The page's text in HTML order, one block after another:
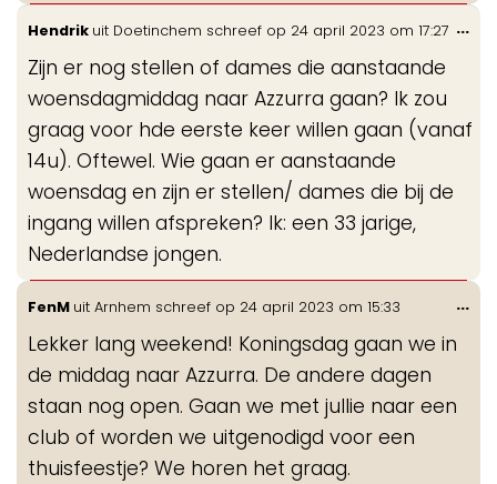
Hendrik uit Doetinchem schreef op 24 april 2023 om 17:27
Zijn er nog stellen of dames die aanstaande
woensdagmiddag naar Azzurra gaan? Ik zou
graag voor hde eerste keer willen gaan (vanaf
14u). Oftewel. Wie gaan er aanstaande
woensdag en zijn er stellen/ dames die bij de
ingang willen afspreken? Ik: een 33 jarige,
Nederlandse jongen.
...
FenM uit Arnhem schreef op 24 april 2023 om 15:33
Lekker lang weekend! Koningsdag gaan we in
de middag naar Azzurra. De andere dagen
staan nog open. Gaan we met jullie naar een
club of worden we uitgenodigd voor een
thuisfeestje? We horen het graag.
...